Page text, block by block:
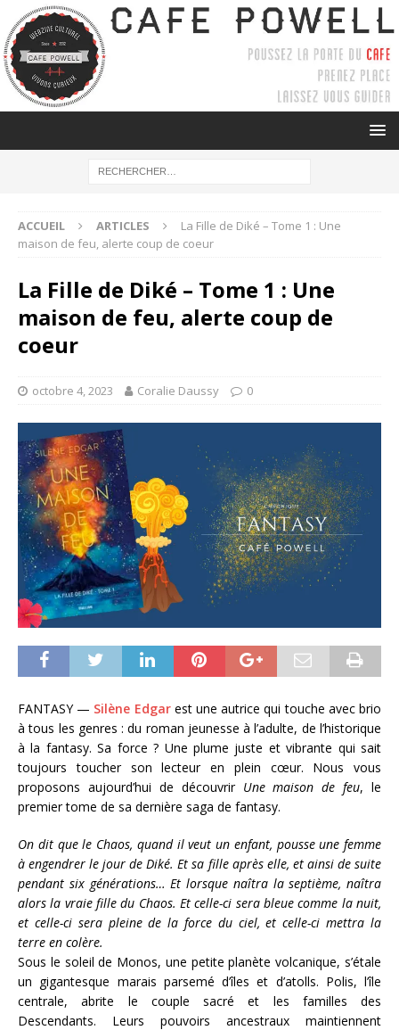
ACCUEIL ARTICLES
La Fille de Diké – Tome 1 : Une
maison de feu, alerte coup de coeur
La Fille de Diké – Tome 1 : Une
maison de feu, alerte coup de
coeur
octobre 4, 2023 Coralie Daussy 0
FANTASY — Silène Edgarest une autrice qui touche avec brio
à tous les genres : du roman jeunesse à l’adulte, de l’historique
à la fantasy. Sa force ? Une plume juste et vibrante qui sait
toujours toucher son lecteur en plein cœur. Nous vous
proposons aujourd’hui de découvrir Une maison de feu, le
premier tome de sa dernière saga de fantasy.
On dit que le Chaos, quand il veut un enfant, pousse une femme
à engendrer le jour de Diké. Et sa fille après elle, et ainsi de suite
pendant six générations… Et lorsque naîtra la septième, naîtra
alors la vraie fille du Chaos. Et celle-ci sera bleue comme la nuit,
et celle-ci sera pleine de la force du ciel, et celle-ci mettra la
terre en colère.
Sous le soleil de Monos, une petite planète volcanique, s’étale
un gigantesque marais parsemé d’îles et d’atolls. Polis, l’île
centrale, abrite le couple sacré et les familles des
Descendants. Leurs pouvoirs ancestraux maintiennent